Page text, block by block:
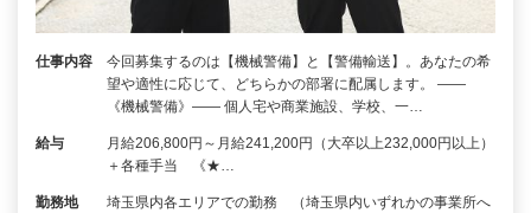
仕事内容
今回募集するのは【機械警備】と【警備輸送】。あなたの希
望や適性に応じて、どちらかの部署に配属します。 ――
《機械警備》―― 個人宅や商業施設、学校、一…
給与
月給206,800円～月給241,200円（大卒以上232,000円以上）
＋各種手当 《★…
勤務地
埼玉県内各エリアでの勤務 （埼玉県内いずれかの事業所へ